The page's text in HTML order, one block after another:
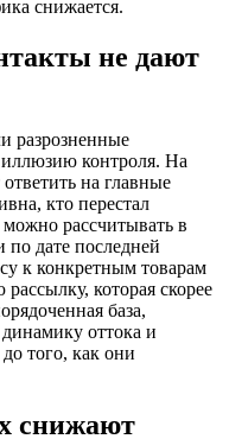
снижается.
не дают
разрозненные
контроля. На
на главные
кто перестал
рассчитывать в
по дате последней
к конкретным товарам
которая скорее
база,
оттока и
того, как они
снижают